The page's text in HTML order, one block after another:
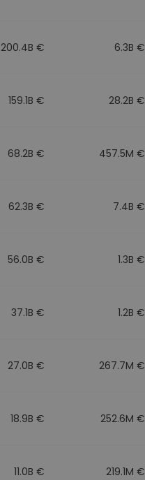
200.4B € 6.3B €
159.1B € 28.2B €
68.2B € 457.5M €
62.3B € 7.4B €
56.0B € 1.3B €
37.1B € 1.2B €
27.0B € 267.7M €
18.9B € 252.6M €
11.0B € 219.1M €